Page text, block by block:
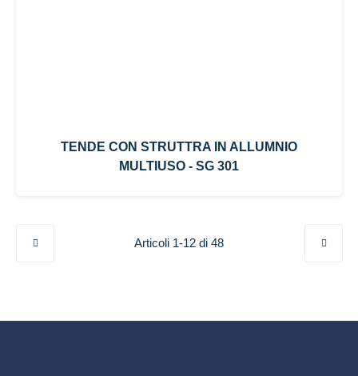
TENDE CON STRUTTRA IN ALLUMNIO
MULTIUSO - SG 301
Articoli 1-12 di 48